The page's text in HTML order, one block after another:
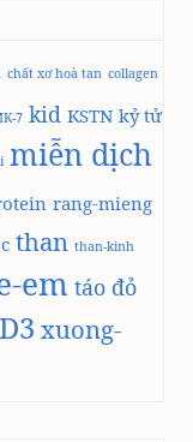
chất xơ hoà tan collagen
7 kid KSTN kỷ tử
miễn dịch
rang-mieng
than than-kinh
em táo đỏ
xuong-